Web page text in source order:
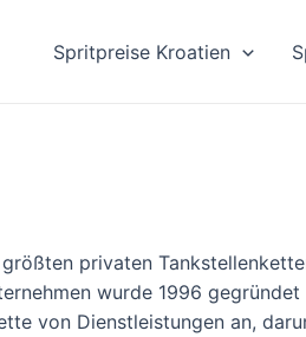
Spritpreise Kroatien
privaten
wurde 1996
von Dienstleistungen an,